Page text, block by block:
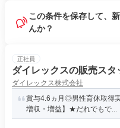
この条件を保存して、
んか？
正社員
ダイレックスの販売ス
ダイレックス株式会社
賞与4.6ヵ月◎男性育休取得
増収・増益】★だれでもで...